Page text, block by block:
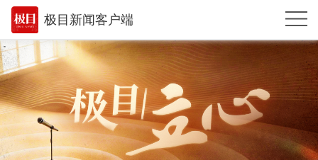
极目新闻客户端
推荐
体育
观点
时政